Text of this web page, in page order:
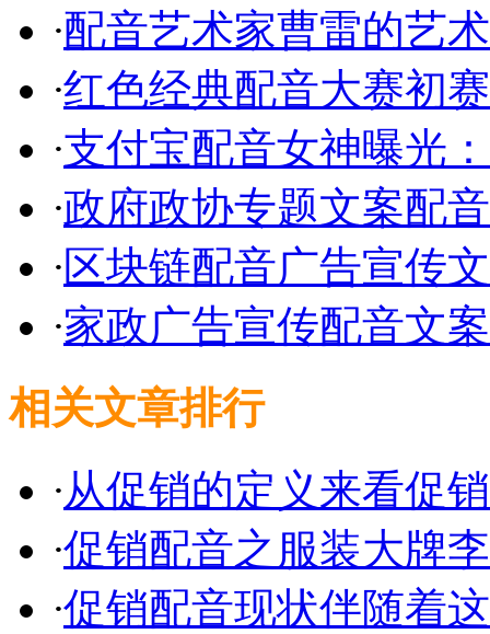
·配音艺术家曹雷的艺
·红色经典配音大赛初
·支付宝配音女神曝光
·政府政协专题文案配
·区块链配音广告宣传
·家政广告宣传配音文案
相关文章排行
·从促销的定义来看促
·促销配音之服装大牌
·促销配音现状伴随着